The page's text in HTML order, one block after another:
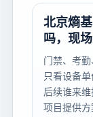
北京熵
吗，现
门禁、考
只看设备
后续谁来
项目提供